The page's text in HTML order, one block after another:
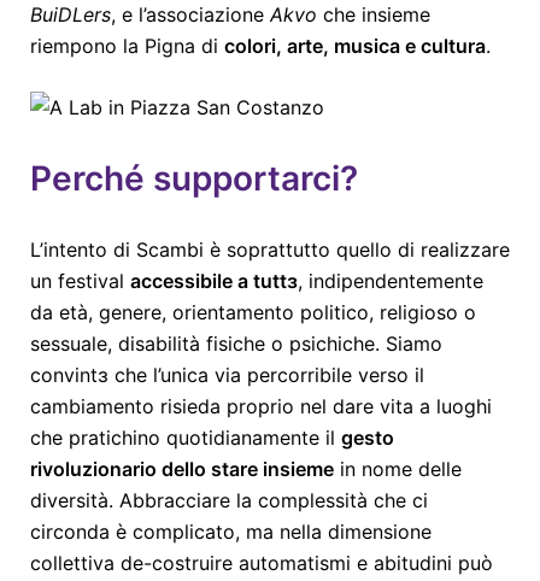
BuiDLers, e l’associazione Akvo che insieme
riempono la Pigna di colori, arte, musica e cultura.
Perché supportarci?
L’intento di Scambi è soprattutto quello di realizzare
un festival accessibile a tuttɜ, indipendentemente
da età, genere, orientamento politico, religioso o
sessuale, disabilità fisiche o psichiche. Siamo
convintɜ che l’unica via percorribile verso il
cambiamento risieda proprio nel dare vita a luoghi
che pratichino quotidianamente il gesto
rivoluzionario dello stare insieme in nome delle
diversità. Abbracciare la complessità che ci
circonda è complicato, ma nella dimensione
collettiva de-costruire automatismi e abitudini può